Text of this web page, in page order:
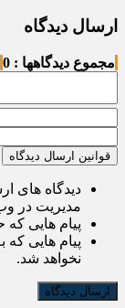
ارسال دیدگاه
مجموع دیدگاهها : 0
قوانین ارسال دیدگاه
دیدگاه های
مدیریت در
پیام هایی که
پیام هایی که
نخواهد شد.